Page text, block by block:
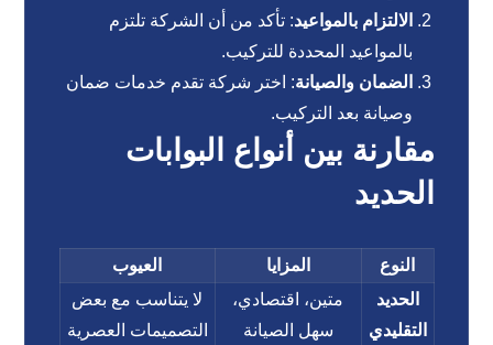
الالتزام بالمواعيد: تأكد من أن الشركة تلتزم
بالمواعيد المحددة للتركيب.
الضمان والصيانة: اختر شركة تقدم خدمات ضمان
وصيانة بعد التركيب.
مقارنة بين أنواع البوابات
الحديد
النوع المزايا
العيوب
الحديد
التقليدي
متين، اقتصادي،
سهل الصيانة
لا يتناسب مع بعض
التصميمات العصرية